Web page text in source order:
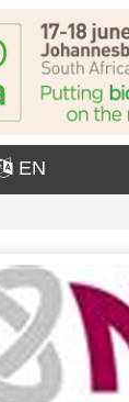
EN